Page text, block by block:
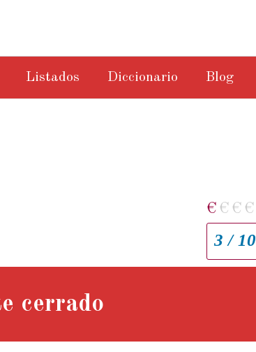
Listados Diccionario Blog
€ € € €
3 / 10
cerrado